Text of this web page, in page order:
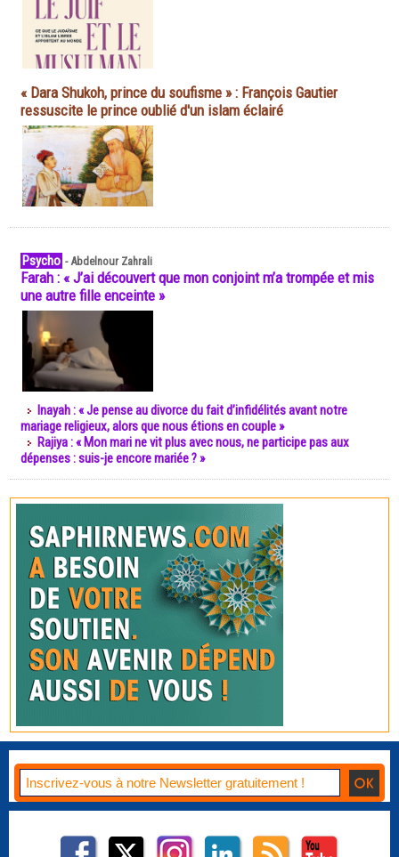
« Dara Shukoh, prince du soufisme » : François Gautier
ressuscite le prince oublié d'un islam éclairé
Psycho -Abdelnour Zahrali
Farah : « J’ai découvert que mon conjoint m’a trompée et mis
une autre fille enceinte »
Inayah : « Je pense au divorce du fait d’infidélités avant notre
mariage religieux, alors que nous étions en couple »
Rajiya : « Mon mari ne vit plus avec nous, ne participe pas aux
dépenses : suis-je encore mariée ? »